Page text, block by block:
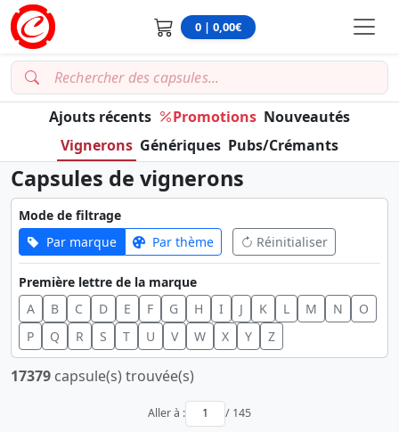
0 | 0,00€
Ajouts récents Promotions Nouveautés
Vignerons Génériques Pubs/Crémants
Capsules de vignerons
Mode de filtrage
Par marque
Par thème Réinitialiser
Première lettre de la marque
A
B C D E F G H I J K L M N
O
P
Q R S T U V W X Y Z
17379 capsule(s) trouvée(s)
Aller à : / 145